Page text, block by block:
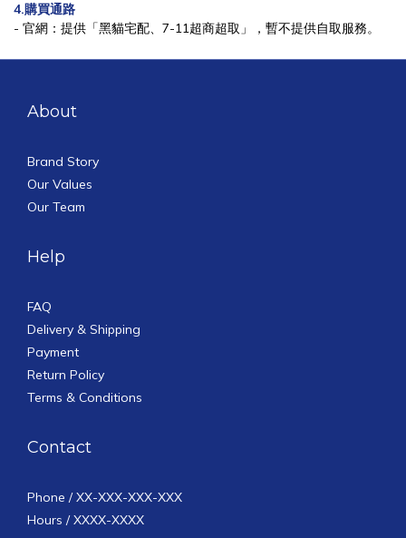
4.購買通路
- 官網：提供「黑貓宅配、7-11超商超取」，暫不提供自取服務。
About
Brand Story
Our Values
Our Team
Help
FAQ
Delivery & Shipping
Payment
Return Policy
Terms & Conditions
Contact
Phone / XX-XXX-XXX-XXX
Hours / XXXX-XXXX